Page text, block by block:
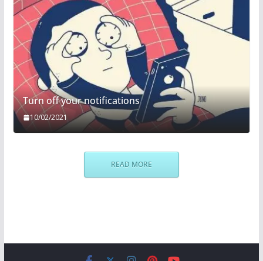
Turn off your notifications
10/02/2021
READ MORE